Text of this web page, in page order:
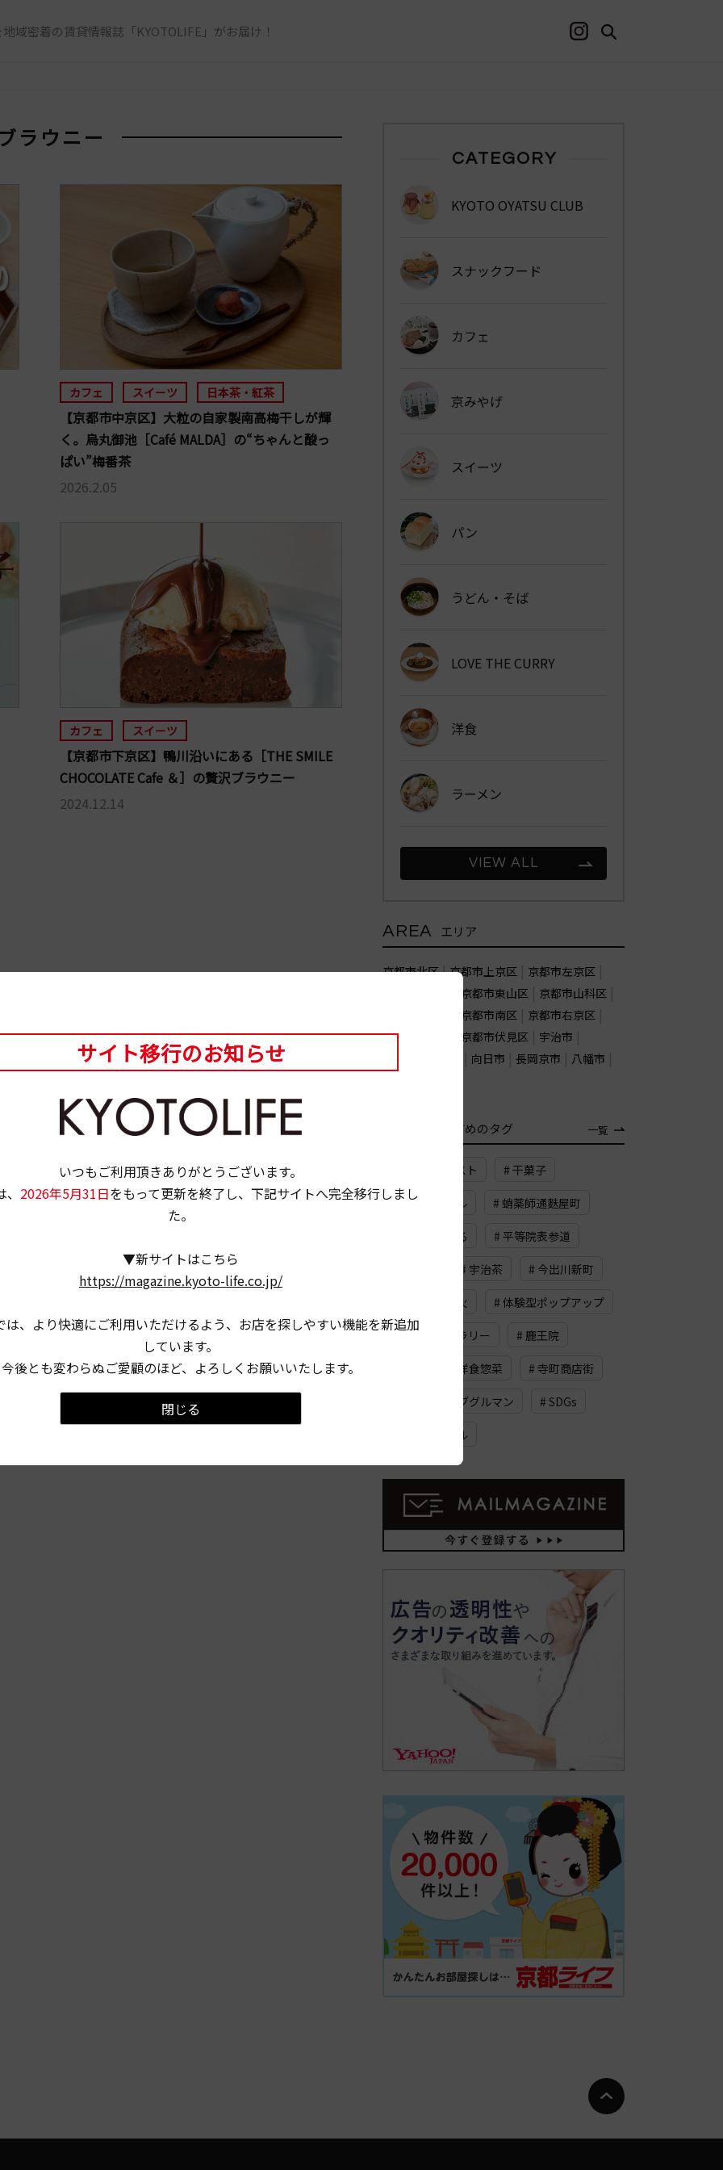
域密着の賃貸情報誌「KYOTOLIFE」がお届け！
ラウニー
カフェ スイーツ 日本茶・紅茶
【京都市中京区】大粒の自家製南高梅干しが輝
く。烏丸御池［Café MALDA］の“ちゃんと酸っ
ぱい”梅番茶
2026.2.05
カフェ スイーツ
【京都市下京区】鴨川沿いにある［THE SMILE
CHOCOLATE Cafe ＆］の贅沢ブラウニー
2024.12.14
CATEGORY
KYOTO OYATSU CLUB
スナックフード
カフェ
京みやげ
スイーツ
パン
うどん・そば
LOVE THE CURRY
洋食
ラーメン
VIEW ALL
AREA エリア
京都市北区 京都市上京区
京都市左京区
京都市東山区
京都市山科区
京都市南区
京都市右京区
京都市西京区
京都市伏見区
宇治市
向日市 長岡京市
八幡市
おすすめのタグ 一覧
# チーズトースト # 干菓子
# コーディアル # 蛸薬師通麩屋町
# 高倉夷川上る # 平等院表参道
# 宇治茶 # 今出川新町
# 五山の送り火 # 体験型ポップアップ
# 同時代ギャラリー # 鹿王院
# 洋食惣菜 # 寺町商店街
# ビブグルマン # SDGs
# イオンモール
サイト移行のお知らせ
いつもご利用頂きありがとうございます。
2026年5月31日をもって更新を終了し、下記サイトへ完全移行しまし
た。
▼新サイトはこちら
https://magazine.kyoto-life.co.jp/
は、より快適にご利用いただけるよう、お店を探しやすい機能を新追加
しています。
今後とも変わらぬご愛顧のほど、よろしくお願いいたします。
閉じる